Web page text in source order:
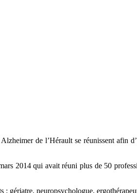
de l’Hérault se réunissent afin
2014 qui avait réuni plus de 50
: gériatre, neuropsychologue,